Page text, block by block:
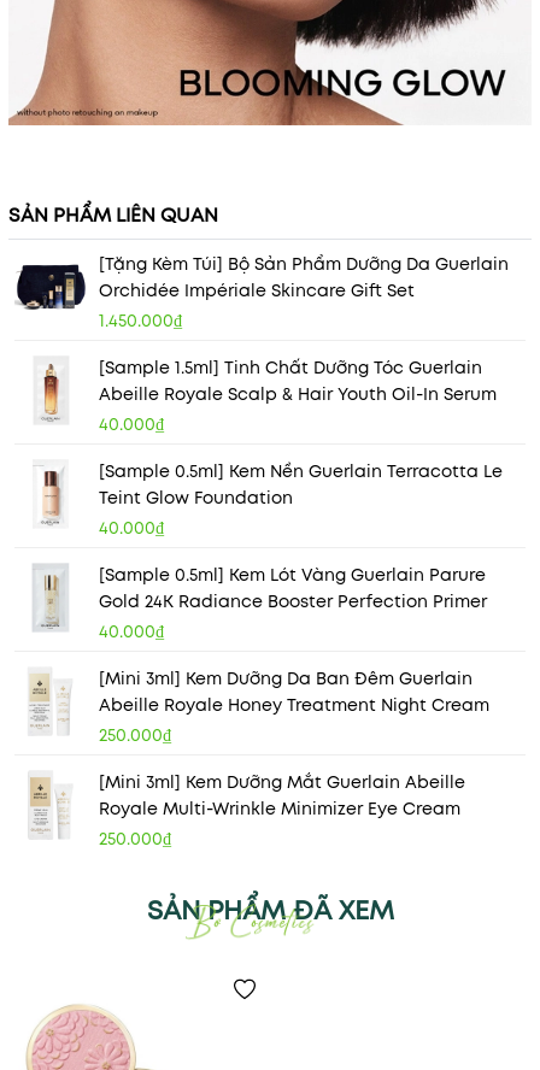
SẢN PHẨM LIÊN QUAN
[Tặng Kèm Túi] Bộ Sản Phẩm Dưỡng Da Guerlain
Orchidée Impériale Skincare Gift Set
1.450.000₫
[Sample 1.5ml] Tinh Chất Dưỡng Tóc Guerlain
Abeille Royale Scalp & Hair Youth Oil-In Serum
40.000₫
[Sample 0.5ml] Kem Nền Guerlain Terracotta Le
Teint Glow Foundation
40.000₫
[Sample 0.5ml] Kem Lót Vàng Guerlain Parure
Gold 24K Radiance Booster Perfection Primer
40.000₫
[Mini 3ml] Kem Dưỡng Da Ban Đêm Guerlain
Abeille Royale Honey Treatment Night Cream
250.000₫
[Mini 3ml] Kem Dưỡng Mắt Guerlain Abeille
Royale Multi-Wrinkle Minimizer Eye Cream
250.000₫
SẢN PHẨM ĐÃ XEM